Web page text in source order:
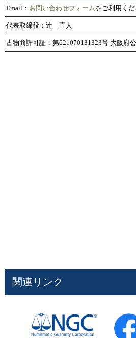
Email： お問い合わせフォームをご利用くだ
代表取締役：辻 直人
古物商許可証：第621070131323号 大阪府
関連リンク